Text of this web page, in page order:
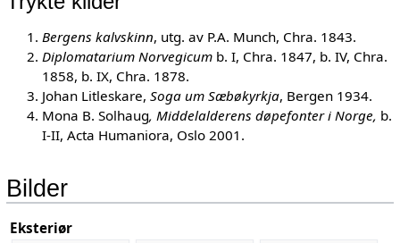
Bergens kalvskinn, utg. av P.A. Munch, Chra. 1843.
Diplomatarium Norvegicumb. I, Chra. 1847, b. IV, Chra.
1858, b. IX, Chra. 1878.
Johan Litleskare, Soga um Sæbøkyrkja, Bergen 1934.
Mona B. Solhaug, Middelalderens døpefonter i Norge, b.
I-II, Acta Humaniora, Oslo 2001.
Bilder
Eksteriør